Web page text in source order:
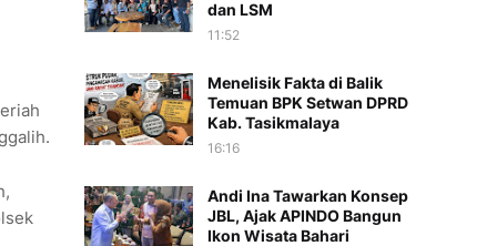
dan LSM
11:52
Menelisik Fakta di Balik
Temuan BPK Setwan DPRD
Kab. Tasikmalaya
16:16
Andi Ina Tawarkan Konsep
JBL, Ajak APINDO Bangun
Ikon Wisata Bahari